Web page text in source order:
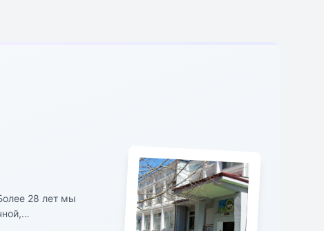
28 лет мы